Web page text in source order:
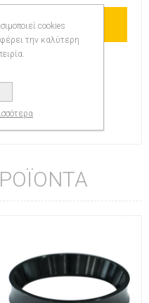
ΑΓΟΡΑcookies
την καλύτερη